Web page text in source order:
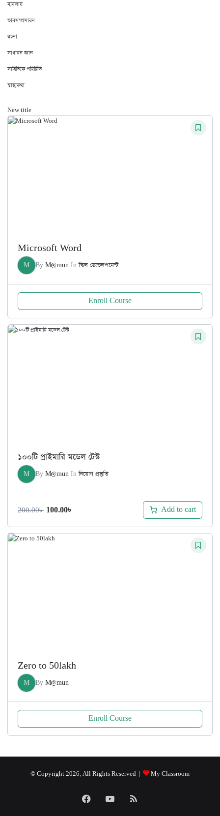
ব্যবসায়
ভাবসম্প্রসারন
রচনা
সাধারন জ্ঞান
সাহিত্যিক পরিচিতি
স্বাস্থ্যকথা
New title
Microsoft Word
M By M@mun Inস্কিল ডেভেলপমেন্ট
Enroll Course
১০০টি প্রাইমারি মডেল টেস্ট
M By M@mun Inনিয়োগ প্রস্তুতি
200.00৳ Original
was:
100.00৳
is:
Add to cart
Zero to 50lakh
M By M@mun
Enroll Course
© Copyright 2026, All Rights Reserved | My Classroom
FacebookYouTubeRSS